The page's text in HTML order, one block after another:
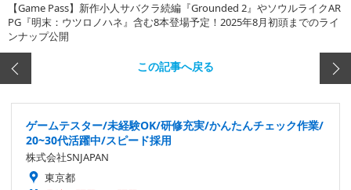
【Game Pass】新作小人サバクラ続編『Grounded 2』やソウルライクAR
PG『明末：ウツロノハネ』含む8本登場予定！2025年8月初頭までのライ
ンナップ公開
この記事へ戻る
ゲームテスター/未経験OK/研修充実/かんたんチェック作業/
20~30代活躍中/スピード採用
株式会社SNJAPAN
東京都